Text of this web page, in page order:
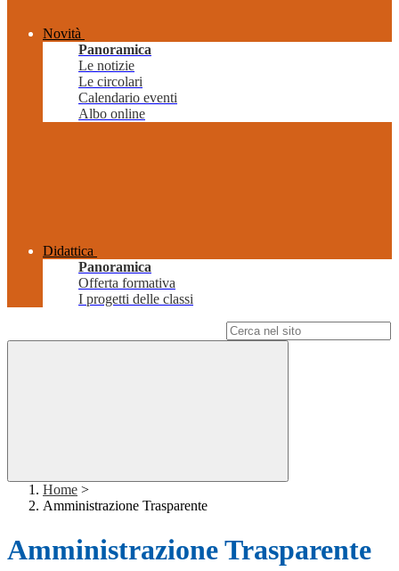
Novità
Panoramica
Le notizie
Le circolari
Calendario eventi
Albo online
Didattica
Panoramica
Offerta formativa
I progetti delle classi
Home >
Amministrazione Trasparente
Amministrazione Trasparente